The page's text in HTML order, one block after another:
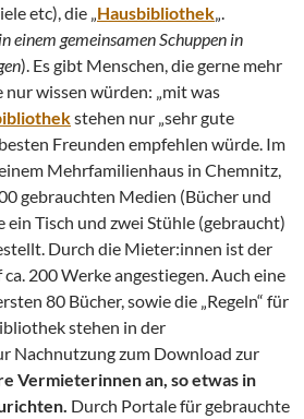
etc), die „ Hausbibliothek
einem gemeinsamen Schuppen in
). Es gibt Menschen, die gerne mehr
nur wissen würden: „mit was
stehen nur „sehr gute
Freunden empfehlen würde. Im
Mehrfamilienhaus in Chemnitz,
gebrauchten Medien (Bücher und
ein Tisch und zwei Stühle (gebraucht)
Durch die Mieter:innen ist der
200 Werke angestiegen. Auch eine
80 Bücher, sowie die „Regeln“ für
stehen in der
Nachnutzung zum Download zur
Vermieterinnen an, so etwas in
Durch Portale für gebrauchte